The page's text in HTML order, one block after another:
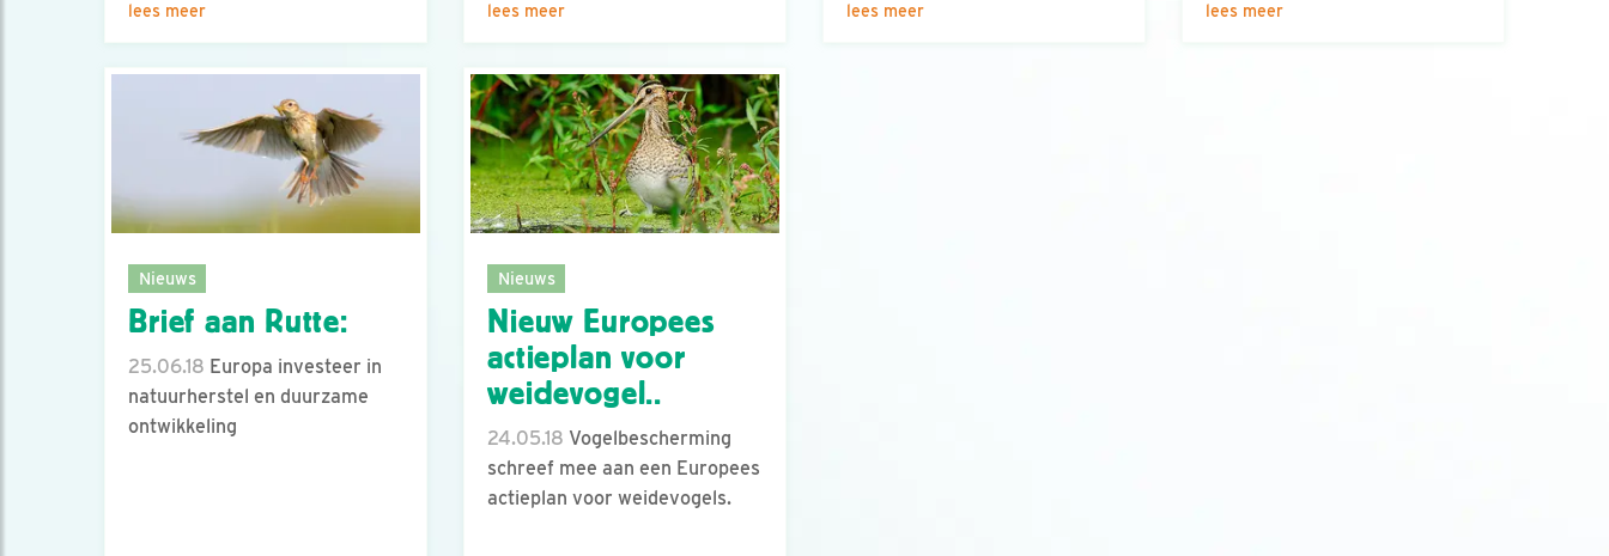
lees meer lees meer lees meer lees meer
Nieuws
Brief aan Rutte:
25.06.18 Europa investeer in
natuurherstel en duurzame
ontwikkeling
Nieuws
Nieuw Europees
actieplan voor
weidevogel..
24.05.18 Vogelbescherming
schreef mee aan een Europees
actieplan voor weidevogels.